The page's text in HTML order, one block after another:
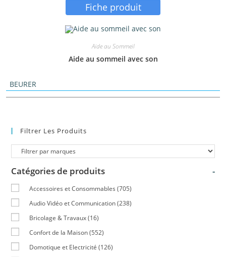
Fiche produit
Aide au Sommeil
Aide au sommeil avec son
BEURER
Filtrer Les Produits
Catégories de produits -
Accessoires et Consommables (705)
Audio Vidéo et Communication (238)
Bricolage & Travaux (16)
Confort de la Maison (552)
Domotique et Electricité (126)